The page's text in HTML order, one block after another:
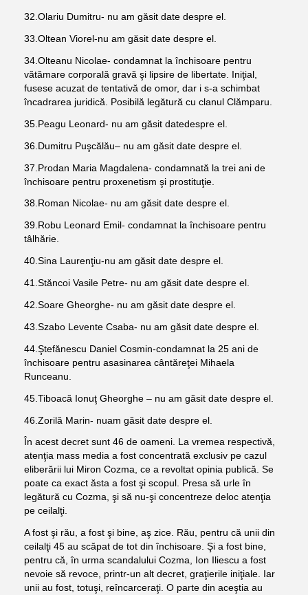
32.Olariu Dumitru- nu am găsit date despre el.
33.Oltean Viorel-nu am găsit date despre el.
34.Olteanu Nicolae- condamnat la închisoare pentru
vătămare corporală gravă şi lipsire de libertate. Iniţial,
fusese acuzat de tentativă de omor, dar i s-a schimbat
încadrarea juridică. Posibilă legătură cu clanul Clămparu.
35.Peagu Leonard- nu am găsit datedespre el.
36. Dumitru Puşcălău– nu am găsit date despre el.
37.Prodan Maria Magdalena- condamnată la trei ani de
închisoare pentru proxenetism şi prostituţie.
38.Roman Nicolae- nu am găsit date despre el.
39.Robu Leonard Emil- condamnat la închisoare pentru
tâlhărie.
40.Sina Laurenţiu-nu am găsit date despre el.
41.Stăncoi Vasile Petre- nu am găsit date despre el.
42.Soare Gheorghe- nu am găsit date despre el.
43.Szabo Levente Csaba- nu am găsit date despre el.
44.Ştefănescu Daniel Cosmin-condamnat la 25 ani de
închisoare pentru asasinarea cântăreţei Mihaela
Runceanu.
45. Tiboacă Ionuţ Gheorghe – nu am găsit date despre el.
46.Zorilă Marin- nuam găsit date despre el.
În acest decret sunt 46 de oameni. La vremea respectivă,
atenţia mass media a fost concentrată exclusiv pe cazul
eliberării lui Miron Cozma, ce a revoltat opinia publică. Se
poate ca exact ăsta a fost şi scopul. Presa să urle în
legătură cu Cozma, şi să nu-şi concentreze deloc atenţia
pe ceilalţi.
A fost şi rău, a fost şi bine, aş zice. Rău, pentru că unii din
ceilalţi 45 au scăpat de tot din închisoare. Şi a fost bine,
pentru că, în urma scandalului Cozma, Ion Iliescu a fost
nevoie să revoce, printr-un alt decret, graţierile iniţiale. Iar
unii au fost, totuşi, reîncarceraţi. O parte din aceştia au